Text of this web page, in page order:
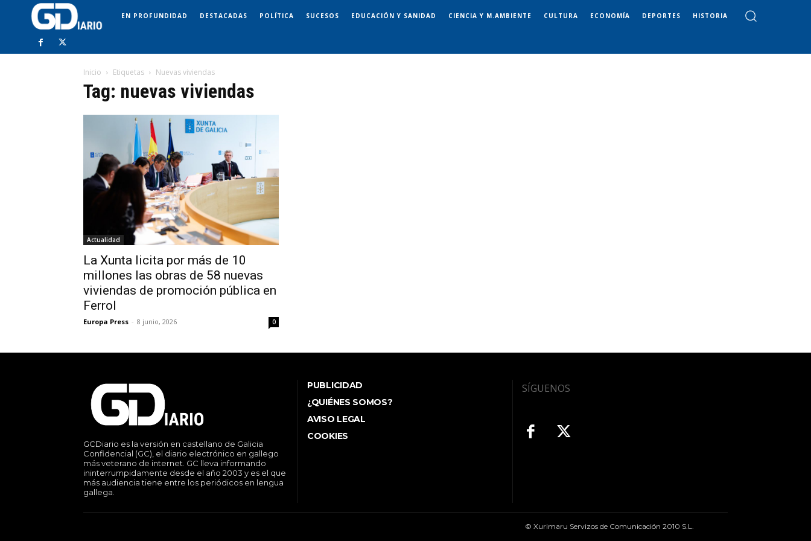
EN PROFUNDIDAD DESTACADAS POLÍTICA SUCESOS EDUCACIÓN Y SANIDAD CIENCIA Y M.AMBIENTE CULTURA ECONOMÍA DEPORTES HISTORIA
Inicio Etiquetas Nuevas viviendas
Tag: nuevas viviendas
Actualidad
La Xunta licita por más de 10
millones las obras de 58 nuevas
viviendas de promoción pública en
Ferrol
Europa Press - 8 junio, 2026 0
GCDiario es la versión en castellano de Galicia
Confidencial (GC), el diario electrónico en gallego
más veterano de internet. GC lleva informando
ininterrumpidamente desde el año 2003 y es el que
más audiencia tiene entre los periódicos en lengua
gallega.
PUBLICIDAD
¿QUIÉNES SOMOS?
AVISO LEGAL
COOKIES
SÍGUENOS
© Xurimaru Servizos de Comunicación 2010 S.L.